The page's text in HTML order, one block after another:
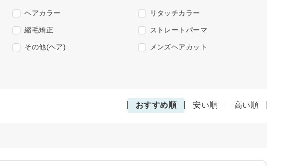
ヘアカラー リタッチカラー
縮毛矯正 ストレートパーマ
その他(ヘア) メンズヘアカット
おすすめ順 安い順 高い順